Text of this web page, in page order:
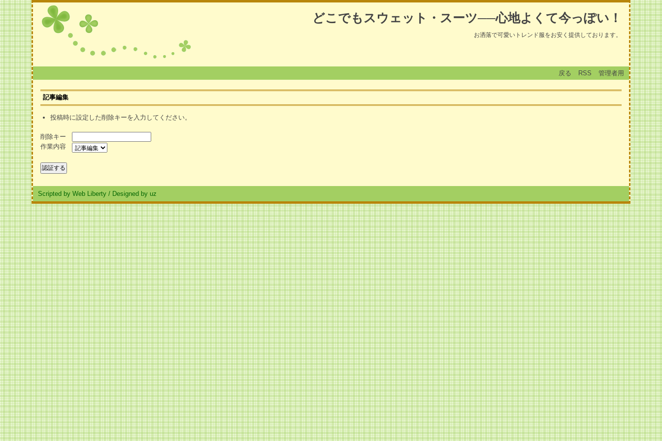
どこでもスウェット・スーツ──心地よくて今っぽい！
お洒落で可愛いトレンド服をお安く提供しております。
戻る RSS 管理者用
記事編集
投稿時に設定した削除キーを入力してください。
削除キー
作業内容
Scripted by Web Liberty / Designed by uz